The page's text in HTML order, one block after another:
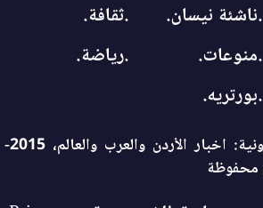
.ناشئة نيسان.
.ثقافة.
.منوعات.
.رياضة.
.بورتريه.
صحيفة نيسان الالكترونية: اخبار الأردن والعرب والعالم، 2015-